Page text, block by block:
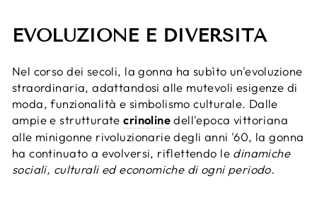
EVOLUZIONE E DIVERSITÀ
Nel corso dei secoli, la gonna ha subìto un'evoluzione
straordinaria, adattandosi alle mutevoli esigenze di
moda, funzionalità e simbolismo culturale. Dalle
ampie e strutturatecrinolinedell'epoca vittoriana
alle minigonne rivoluzionarie degli anni '60, la gonna
ha continuato a evolversi, riflettendo le dinamiche
sociali, culturali ed economiche di ogni periodo.